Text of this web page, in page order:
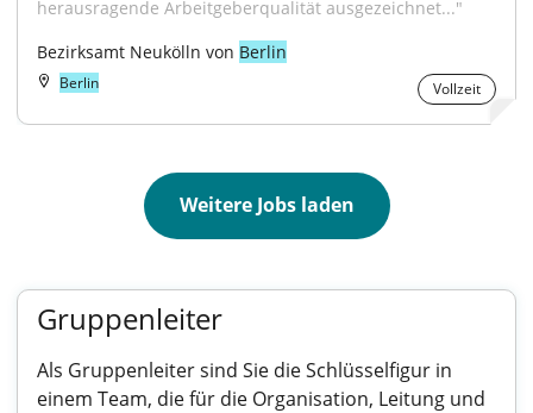
herausragende Arbeitgeberqualität ausgezeichnet..."
Bezirksamt Neukölln von Berlin
Berlin Vollzeit
Weitere Jobs laden
Gruppenleiter
Als Gruppenleiter sind Sie die Schlüsselfigur in
einem Team, die für die Organisation, Leitung und